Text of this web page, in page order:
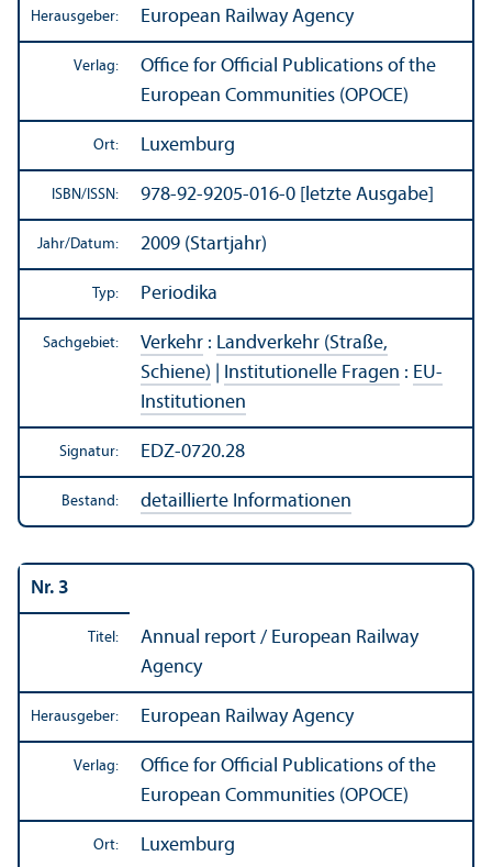
Herausgeber: European Railway Agency
Verlag:
Office for Official Publications of the
European Communities (OPOCE)
Ort: Luxemburg
ISBN/ ISSN: 978-92-9205-016-0 [letzte Ausgabe]
Jahr/Datum: 2009 (Startjahr)
Typ: Periodika
Sachgebiet: Verkehr : Landverkehr (Straße,
Schiene)
Institutionelle Fragen : EU-
Institutionen
Signatur: EDZ-0720.28
Bestand: detaillierte Informationen
Nr. 3
Titel:
Annual report / European Railway
Agency
Herausgeber: European Railway Agency
Verlag:
Office for Official Publications of the
European Communities (OPOCE)
Ort: Luxemburg